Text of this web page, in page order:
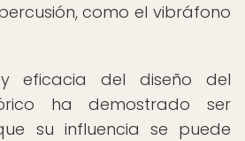
como el vibráfono
eficacia del diseño del
ha demostrado ser
su influencia se puede